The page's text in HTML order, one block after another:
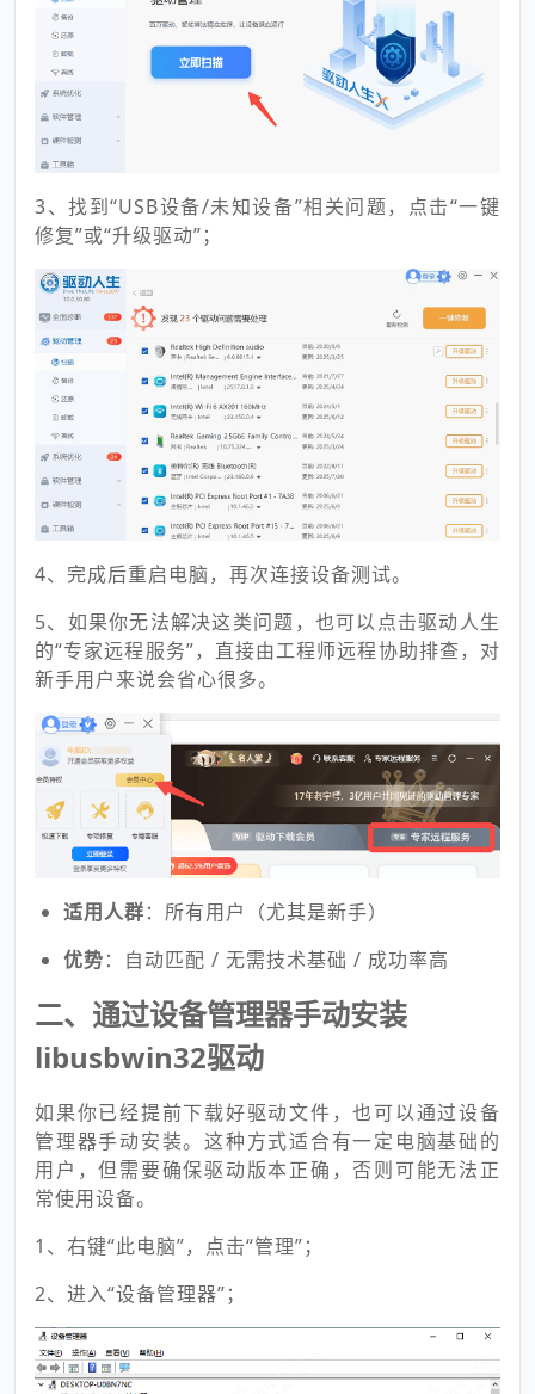
3、找到“USB设备/未知设备”相关问题，点击“一键
修复”或“升级驱动”；
4、完成后重启电脑，再次连接设备测试。
5、如果你无法解决这类问题，也可以点击驱动人生
的“专家远程服务”，直接由工程师远程协助排查，对
新手用户来说会省心很多。
适用人群：所有用户（尤其是新手）
优势：自动匹配 / 无需技术基础 / 成功率高
二、通过设备管理器手动安装
libusbwin32驱动
如果你已经提前下载好驱动文件，也可以通过设备
管理器手动安装。这种方式适合有一定电脑基础的
用户，但需要确保驱动版本正确，否则可能无法正
常使用设备。
1、右键“此电脑”，点击“管理”；
2、进入“设备管理器”；